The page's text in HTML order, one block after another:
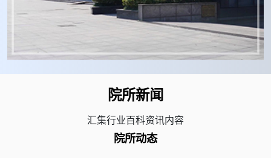
院所新闻
汇集行业百科资讯内容
院所动态